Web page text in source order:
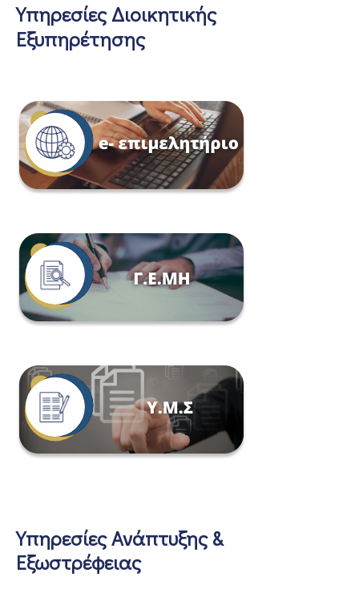
Υπηρεσίες Διοικητικής
Εξυπηρέτησης
Υπηρεσίες Ανάπτυξης &
Εξωστρέφειας